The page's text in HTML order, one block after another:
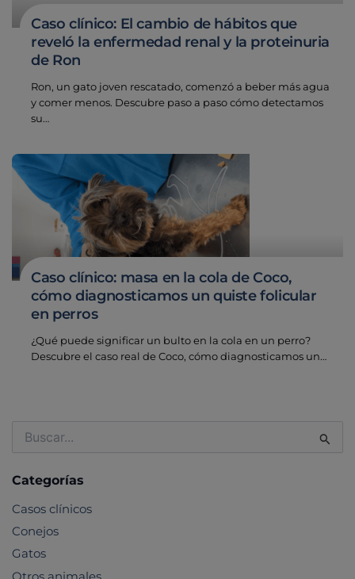
Caso clínico: El cambio de hábitos que
reveló la enfermedad renal y la proteinuria
de Ron
Ron, un gato joven rescatado, comenzó a beber más agua
y comer menos. Descubre paso a paso cómo detectamos
su…
Caso clínico: masa en la cola de Coco,
cómo diagnosticamos un quiste folicular
en perros
¿Qué puede significar un bulto en la cola en un perro?
Descubre el caso real de Coco, cómo diagnosticamos un…
por:
Categorías
Casos clínicos
Conejos
Gatos